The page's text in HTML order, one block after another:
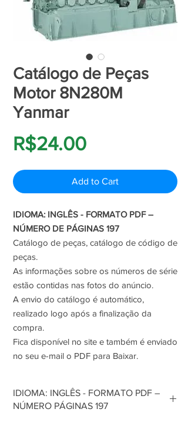
Catálogo de Peças
Motor 8N280M
Yanmar
R$24.00Price
Add to Cart
IDIOMA: INGLÊS - FORMATO PDF –
NÚMERO DE PÁGINAS 197
Catálogo de peças, catálogo de código de
peças.
As informações sobre os números de série
estão contidas nas fotos do anúncio.
A envio do catálogo é automático,
realizado logo após a finalização da
compra.
Fica disponível no site e também é enviado
no seu e-mail o PDF para Baixar.
IDIOMA: INGLÊS - FORMATO PDF –
NÚMERO PÁGINAS 197